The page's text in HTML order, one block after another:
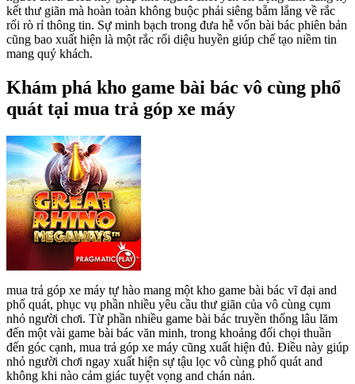
kết thư giãn mà hoàn toàn không buộc phải siêng bẵm lắng về rắc
rối rò rỉ thông tin. Sự minh bạch trong đưa hễ vốn bài bác phiên bản
cũng bao xuất hiện là một rắc rối diệu huyền giúp chế tạo niềm tin
mang quý khách.
Khám phá kho game bài bác vô cùng phổ
quát tại mua trả góp xe máy
mua trả góp xe máy tự hào mang một kho game bài bác vĩ đại and
phổ quát, phục vụ phần nhiều yêu cầu thư giãn của vô cùng cụm
nhỏ người chơi. Từ phần nhiều game bài bác truyền thống lâu lăm
đến một vài game bài bác văn minh, trong khoảng đối chọi thuần
đến góc cạnh, mua trả góp xe máy cũng xuất hiện đủ. Điều này giúp
nhỏ người chơi ngay xuất hiện sự tậu lọc vô cùng phổ quát and
không khi nào cảm giác tuyệt vọng and chán nản.